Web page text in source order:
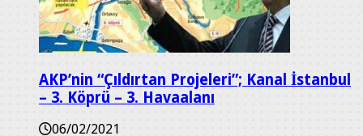
AKP’nin “Çıldırtan Projeleri”; Kanal İstanbul
– 3. Köprü – 3. Havaalanı
06/02/2021